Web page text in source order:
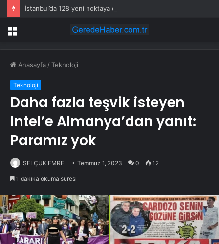
İstanbul’da 128 yeni noktaya daha EDS geliyor
Menü
Anasayfa /Teknoloji
Teknoloji
Daha fazla teşvik isteyen
Intel’e Almanya’dan yanıt:
Paramız yok
SELÇUK EMRE Temmuz 1, 2023 0 12
1 dakika okuma süresi